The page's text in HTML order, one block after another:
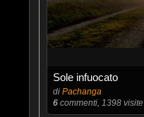
Sole infuocato
di Pachanga
6commenti, 1398 visite